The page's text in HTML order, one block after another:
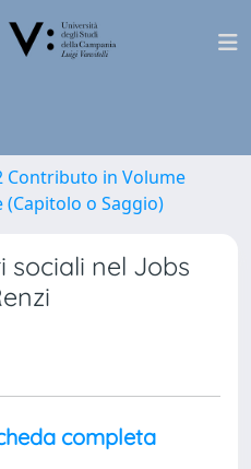
Contributo in Volume
o Saggio)
sociali nel Jobs
completa